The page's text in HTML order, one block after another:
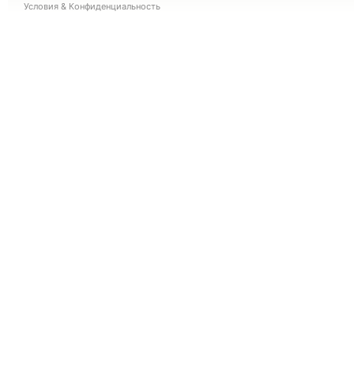
Условия & Конфиденциальность